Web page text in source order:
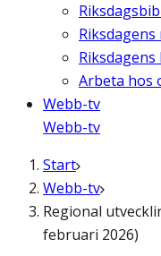
Arbeta hos
Webb-tv
Webb-tv
Start
Webb-tv
Regional
februari 2026)